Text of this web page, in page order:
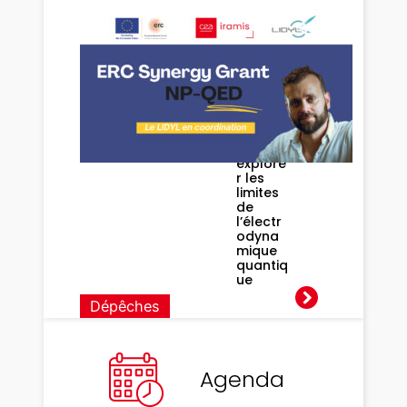
Dépêches
Le LIDYL
coordo
nne le
projet
ERC
Synerg
y NP-
QED
pour
explore
r les
limites
de
l’électr
odyna
mique
quantiq
ue
Agenda